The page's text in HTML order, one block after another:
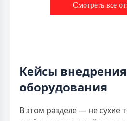
Смотреть все
Кейсы
оборудования
В этом разделе — не сухие